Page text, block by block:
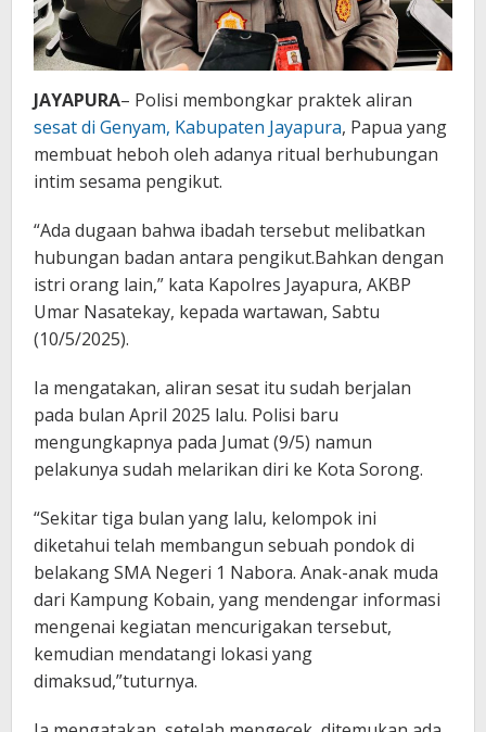
JAYAPURA– Polisi membongkar praktek aliran
sesat di Genyam, Kabupaten Jayapura, Papua yang
membuat heboh oleh adanya ritual berhubungan
intim sesama pengikut.
“Ada dugaan bahwa ibadah tersebut melibatkan
hubungan badan antara pengikut.Bahkan dengan
istri orang lain,” kata Kapolres Jayapura, AKBP
Umar Nasatekay, kepada wartawan, Sabtu
(10/5/2025).
Ia mengatakan, aliran sesat itu sudah berjalan
pada bulan April 2025 lalu. Polisi baru
mengungkapnya pada Jumat (9/5) namun
pelakunya sudah melarikan diri ke Kota Sorong.
“Sekitar tiga bulan yang lalu, kelompok ini
diketahui telah membangun sebuah pondok di
belakang SMA Negeri 1 Nabora. Anak-anak muda
dari Kampung Kobain, yang mendengar informasi
mengenai kegiatan mencurigakan tersebut,
kemudian mendatangi lokasi yang
dimaksud,”tuturnya.